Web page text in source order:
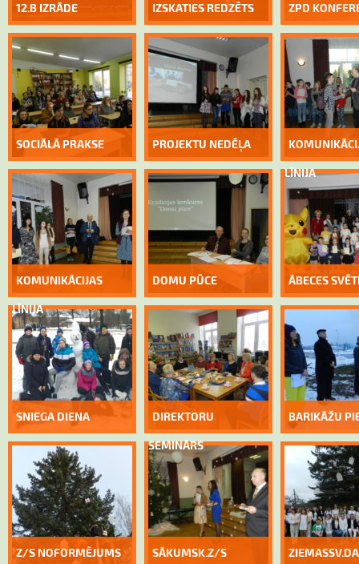
12.B IZRĀDE IZSKATIES REDZĒTS ZPD
SOCIĀLĀ PRAKSE PROJEKTU NEDĒĻA
LĪNIJA
KOMUNIKĀCIJAS
LĪNIJA
DOMU PŪCE ĀBECES
SNIEGA DIENA DIREKTORU
SEMINĀRS
BARIKĀŽU
Z/S NOFORMĒJUMS SĀKUMSK.Z/S